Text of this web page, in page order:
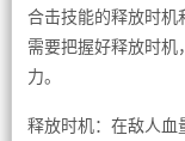
合击技能的释放时机
需要把握好释放时机
力。
释放时机：在敌人血